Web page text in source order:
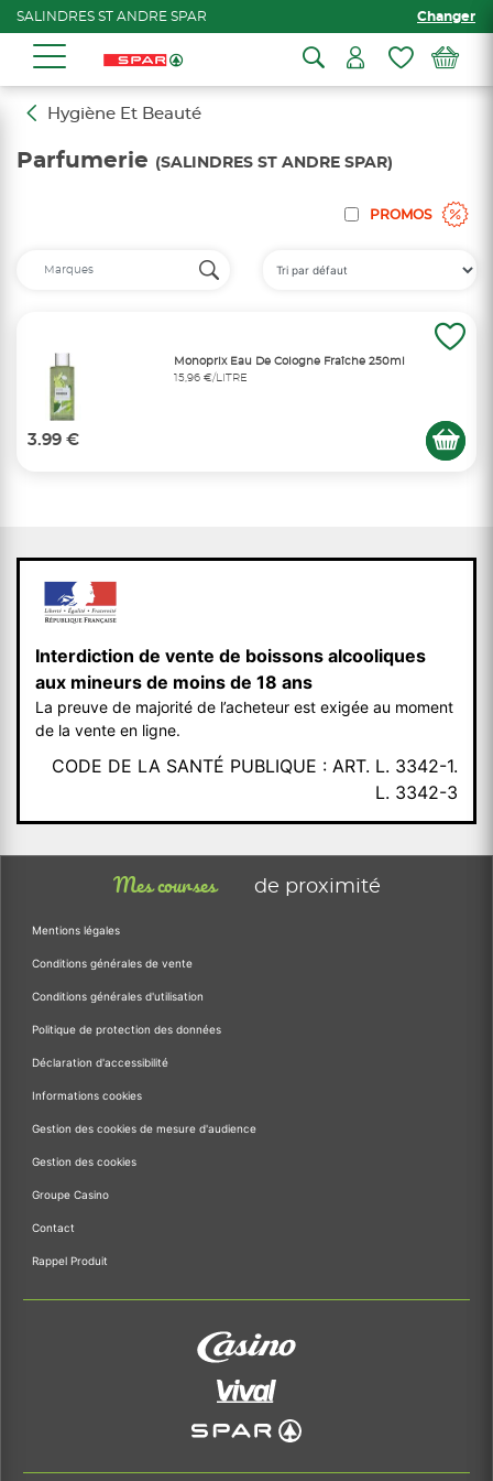
SALINDRES ST ANDRE SPAR Changer
Hygiène Et Beauté
Parfumerie (SALINDRES ST ANDRE SPAR)
PROMOS
Monoprix Eau De Cologne Fraîche 250ml
15,96 €/LITRE
3.99 €
Interdiction de vente de boissons alcooliques
aux mineurs de moins de 18 ans
La preuve de majorité de l’acheteur est exigée au moment
de la vente en ligne.
CODE DE LA SANTÉ PUBLIQUE : ART. L. 3342-1.
L. 3342-3
Mes courses de proximité
Mentions légales
Conditions générales de vente
Conditions générales d'utilisation
Politique de protection des données
Déclaration d'accessibilité
Informations cookies
Gestion des cookies de mesure d'audience
Gestion des cookies
Groupe Casino
Contact
Rappel Produit